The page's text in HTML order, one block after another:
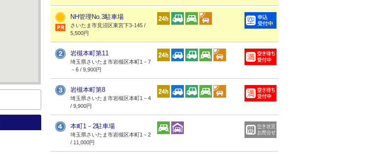
NH管理No.3駐車場
さいたま市見沼区東宮下3-145 /
5,500円
岩槻本町第11
埼玉県さいたま市岩槻区本町1－7
－6 / 9,900円
岩槻本町第8
埼玉県さいたま市岩槻区本町1－4
/ 9,900円
本町1－2駐車場
埼玉県さいたま市岩槻区本町1－2
/ 11,000円